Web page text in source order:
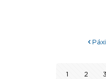
1 2 3